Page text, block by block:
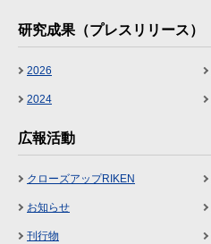
研究成果（プレスリリース）
2026
2024
広報活動
クローズアップRIKEN
お知らせ
刊行物